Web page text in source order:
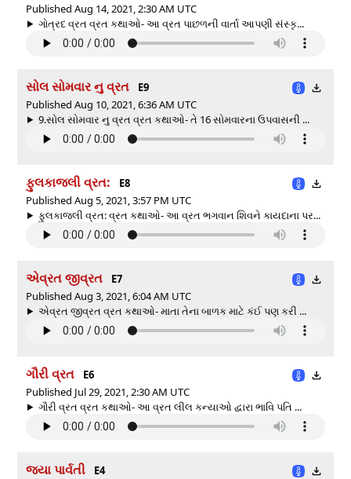
Published Aug 14, 2021, 2:30 AM UTC
ગોત્રદ વ્રત વ્રત કથાઓ- આ વ્રત પાછળની વાર્તા આપણી સંસ્કૃ...
સોલ સોમવાર નુ વ્રત
E9
Published Aug 10, 2021, 6:36 AM UTC
9.સોલ સોમવાર નુ વ્રત વ્રત કથાઓ- તે 16 સોમવારના ઉપવાસની ...
ફુલકાજલી વ્રત:
E8
Published Aug 5, 2021, 3:57 PM UTC
ફુલકાજલી વ્રત: વ્રત કથાઓ- આ વ્રત ભગવાન શિવને કાયદાના પર...
એવ્રત જીવ્રત
E7
Published Aug 3, 2021, 6:04 AM UTC
એવ્રત જીવ્રત વ્રત કથાઓ- માતા તેના બાળક માટે કંઈ પણ કરી ...
ગૌરી વ્રત
E6
Published Jul 29, 2021, 2:30 AM UTC
ગૌરી વ્રત વ્રત કથાઓ- આ વ્રત લીલ કન્યાઓ દ્વારા ભાવિ પતિ ...
જયા પાર્વતી
E4